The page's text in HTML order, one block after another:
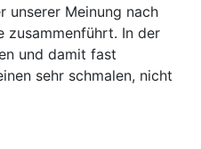
unserer Meinung nach
zusammenführt. In der
und damit fast
sehr schmalen, nicht